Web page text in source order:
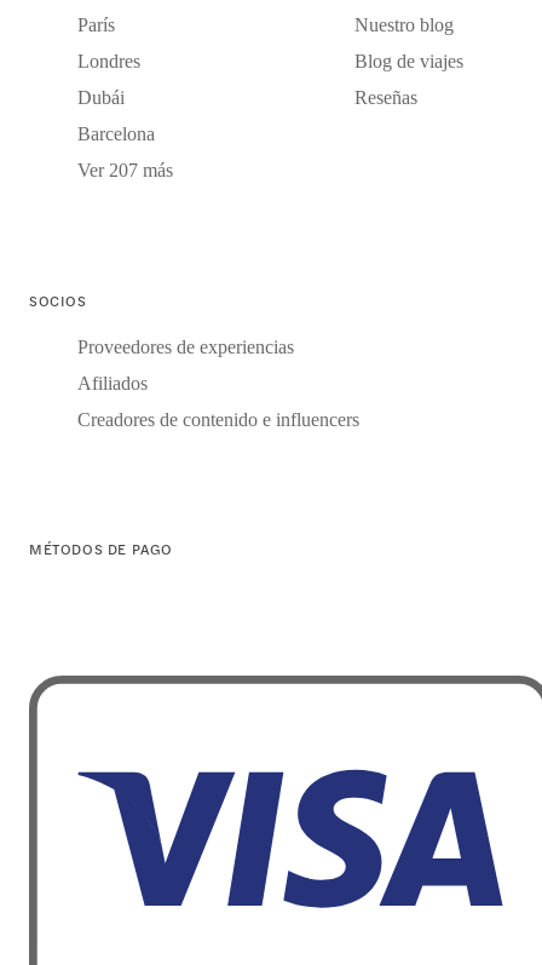
París
Londres
Dubái
Barcelona
Ver 207 más
Nuestro blog
Blog de viajes
Reseñas
SOCIOS
Proveedores de experiencias
Afiliados
Creadores de contenido e influencers
MÉTODOS DE PAGO